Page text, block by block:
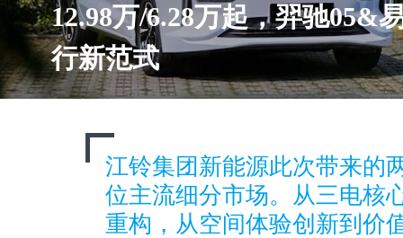
12.98万/6.28万起，羿驰05&
行新范式
江铃集团新能源此次带来的
位主流细分市场。从三电核
重构，从空间体验创新到价